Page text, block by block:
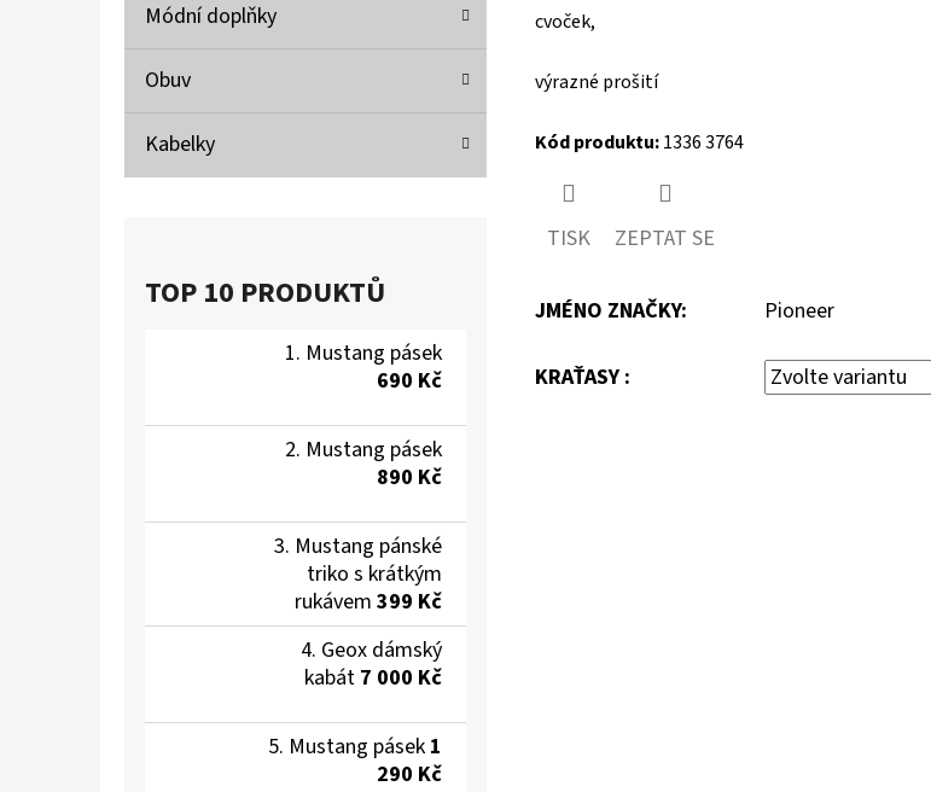
Módní doplňky
Obuv
Kabelky
TOP 10 PRODUKTŮ
Mustang pásek
690 Kč
Mustang pásek
890 Kč
Mustang pánské
triko s krátkým
rukávem 399 Kč
Geox dámský
kabát 7 000 Kč
Mustang pásek 1
290 Kč
cvoček,
výrazné prošití
Kód produktu:1336 3764
TISK ZEPTAT SE
JMÉNO ZNAČKY: Pioneer
KRAŤASY :